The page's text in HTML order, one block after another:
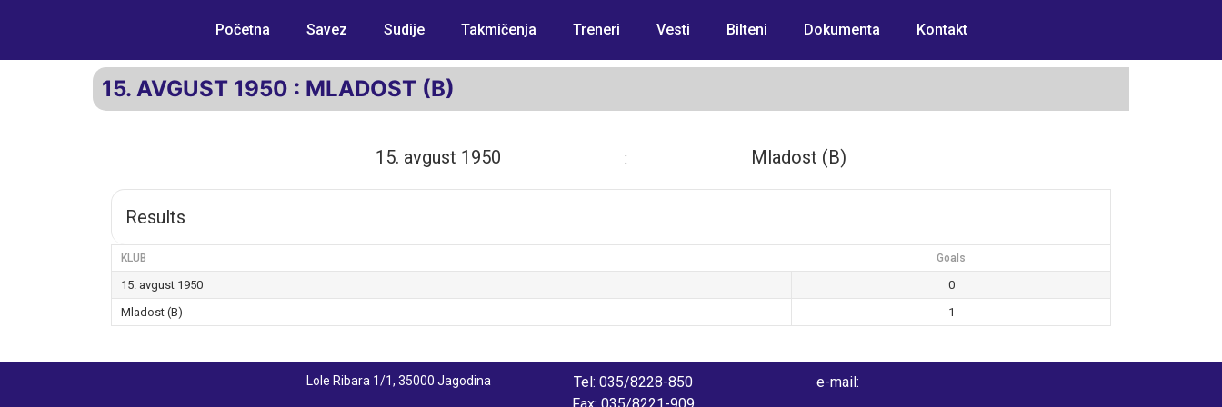
Početna Savez Sudije Takmičenja Treneri Vesti Bilteni Dokumenta Kontakt
15. AVGUST 1950 : MLADOST (B)
15. avgust 1950 : Mladost (B)
Results
KLUB Goals
15. avgust 1950
0
Mladost (B)
1
Lole Ribara 1/1, 35000 Jagodina
Tel: 035/8228-850
e-mail: